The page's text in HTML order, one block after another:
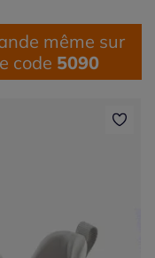
même sur
code 5090